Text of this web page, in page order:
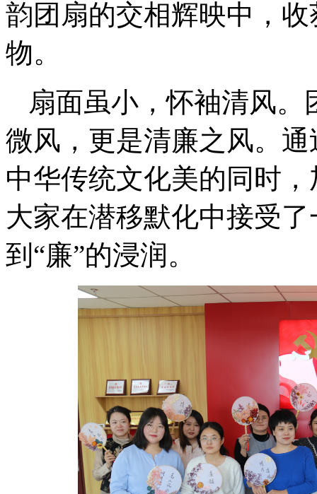
韵团扇的交相辉映中，
物。
扇面虽小，怀袖清风
微风，更是清廉之风。
中华传统文化美的同时
大家在潜移默化中接受
到“廉”的浸润。